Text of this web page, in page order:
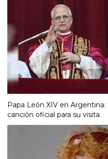
Papa León XIV en Argentina:
canción oficial para su visita